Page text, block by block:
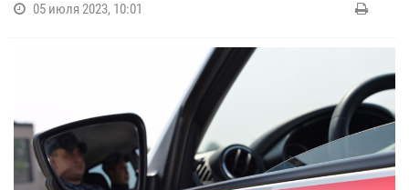
05 июля 2023, 10:01